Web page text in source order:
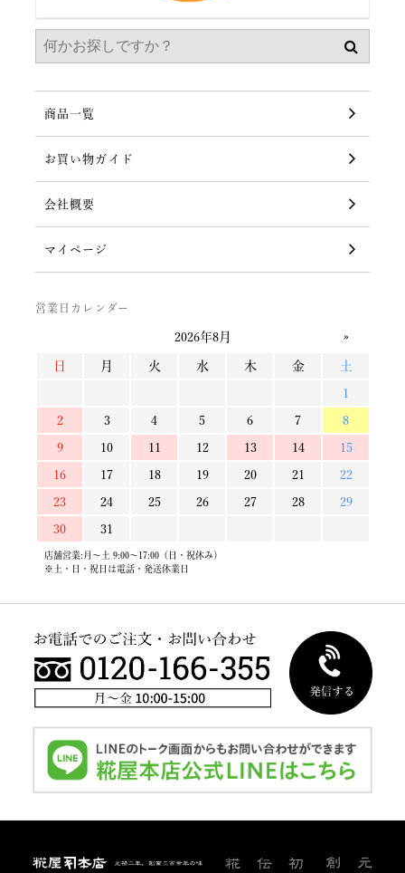
商品一覧
お買い物ガイド
会社概要
マイページ
営業日カレンダー